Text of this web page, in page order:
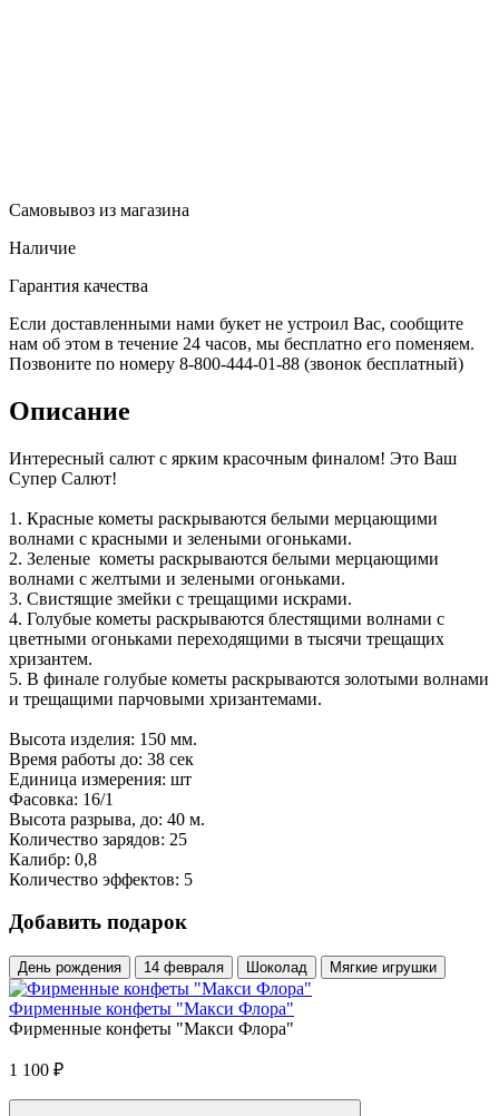
Самовывоз из магазина
Наличие
Гарантия качества
Если доставленными нами букет не устроил Вас, сообщите
нам об этом в течение 24 часов, мы бесплатно его поменяем.
Позвоните по номеру 8-800-444-01-88 (звонок бесплатный)
Описание
Интересный салют с ярким красочным финалом! Это Ваш
Супер Салют!
1. Красные кометы раскрываются белыми мерцающими
волнами с красными и зелеными огоньками.
2. Зеленые кометы раскрываются белыми мерцающими
волнами с желтыми и зелеными огоньками.
3. Свистящие змейки с трещащими искрами.
4. Голубые кометы раскрываются блестящими волнами с
цветными огоньками переходящими в тысячи трещащих
хризантем.
5. В финале голубые кометы раскрываются золотыми волнами
и трещащими парчовыми хризантемами.
Высота изделия: 150 мм.
Время работы до: 38 сек
Единица измерения: шт
Фасовка: 16/1
Высота разрыва, до: 40 м.
Количество зарядов: 25
Калибр: 0,8
Количество эффектов: 5
Добавить подарок
День рождения 14 февраля Шоколад Мягкие игрушки
Фирменные конфеты "Макси Флора"
Фирменные конфеты "Макси Флора"
1 100 ₽